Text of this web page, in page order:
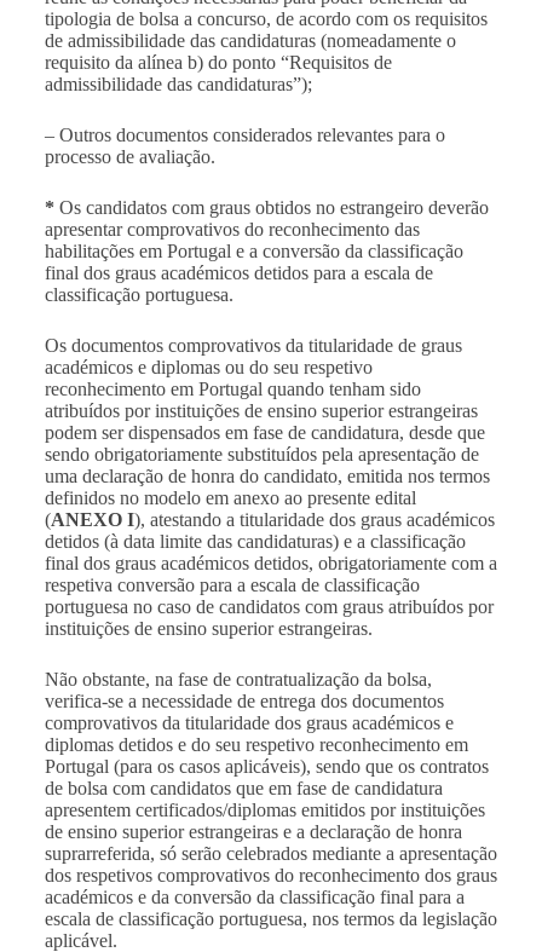
tipologia de bolsa a concurso, de acordo com os requisitos
de admissibilidade das candidaturas (nomeadamente o
requisito da alínea b) do ponto “Requisitos de
admissibilidade das candidaturas”);
– Outros documentos considerados relevantes para o
processo de avaliação.
* Os candidatos com graus obtidos no estrangeiro deverão
apresentar comprovativos do reconhecimento das
habilitações em Portugal e a conversão da classificação
final dos graus académicos detidos para a escala de
classificação portuguesa.
Os documentos comprovativos da titularidade de graus
académicos e diplomas ou do seu respetivo
reconhecimento em Portugal quando tenham sido
atribuídos por instituições de ensino superior estrangeiras
podem ser dispensados em fase de candidatura, desde que
sendo obrigatoriamente substituídos pela apresentação de
uma declaração de honra do candidato, emitida nos termos
definidos no modelo em anexo ao presente edital
(ANEXO I), atestando a titularidade dos graus académicos
detidos (à data limite das candidaturas) e a classificação
final dos graus académicos detidos, obrigatoriamente com a
respetiva conversão para a escala de classificação
portuguesa no caso de candidatos com graus atribuídos por
instituições de ensino superior estrangeiras.
Não obstante, na fase de contratualização da bolsa,
verifica-se a necessidade de entrega dos documentos
comprovativos da titularidade dos graus académicos e
diplomas detidos e do seu respetivo reconhecimento em
Portugal (para os casos aplicáveis), sendo que os contratos
de bolsa com candidatos que em fase de candidatura
apresentem certificados/diplomas emitidos por instituições
de ensino superior estrangeiras e a declaração de honra
suprarreferida, só serão celebrados mediante a apresentação
dos respetivos comprovativos do reconhecimento dos graus
académicos e da conversão da classificação final para a
escala de classificação portuguesa, nos termos da legislação
aplicável.